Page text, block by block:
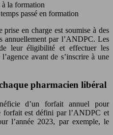
à la formation
passé en formation
en charge est soumise à des
annuellement par l’ANDPC. Les
leur éligibilité et effectuer les
avant de s’inscrire à une
pharmacien libéral
d’un forfait annuel pour
forfait est défini par l’ANDPC et
l’année 2023, par exemple, le